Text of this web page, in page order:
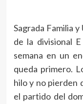
Sagrada Familia
de la divisional
semana en un
queda primero.
hilo y no pierden
el partido del